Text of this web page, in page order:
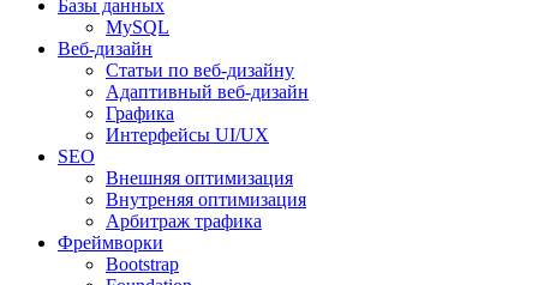
Базы данных
MySQL
Веб-дизайн
Статьи по веб-дизайну
Адаптивный веб-дизайн
Графика
Интерфейсы UI/UX
SEO
Внешняя оптимизация
Внутреняя оптимизация
Арбитраж трафика
Фреймворки
Bootstrap